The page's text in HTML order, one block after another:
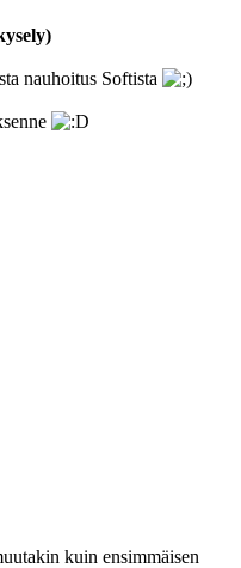
nauhoitus Softista
kuin ensimmäisen